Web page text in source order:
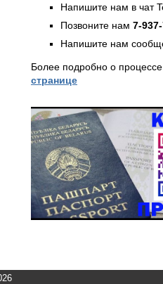
Напишите нам в чат
Позвоните нам 7-
Напишите нам
Более подробно о
странице